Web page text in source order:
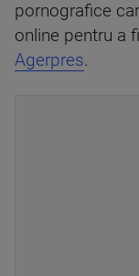
pornografice
online pentru a
Agerpres.